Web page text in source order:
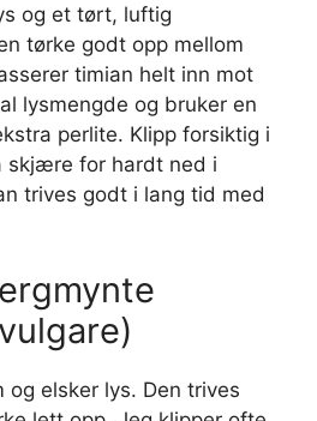
og et tørt, luftig
tørke godt opp mellom
timian helt inn mot
lysmengde og bruker en
perlite. Klipp forsiktig i
skjære for hardt ned i
trives godt i lang tid med
og elsker lys. Den trives